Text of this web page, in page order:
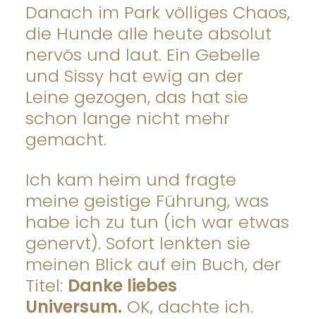
Danach im Park völliges Chaos,
die Hunde alle heute absolut
nervös und laut. Ein Gebelle
und Sissy hat ewig an der
Leine gezogen, das hat sie
schon lange nicht mehr
gemacht.
Ich kam heim und fragte
meine geistige Führung, was
habe ich zu tun (ich war etwas
genervt). Sofort lenkten sie
meinen Blick auf ein Buch, der
Titel: Danke liebes
Universum. OK, dachte ich.